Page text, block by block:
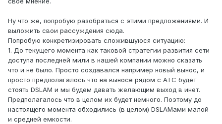
Ну что же, попробую разобраться с этими предложениями. И
выложить свои рассуждения сюда.
Попробую конкретизировать сложившуюся ситуацию:
1. До текущего момента как таковой стратегии развития сети
доступа последней мили в нашей компании можно сказать
что и не было. Просто создавался например новый вынос, и
просто предполагалось что на выносе рядом с АТС будет
стоять DSLAM и мы будем давать желающим выход в инет.
Предполагалось что в целом их будет немного. Поэтому до
настоящего момента обходились (в целом) DSLAMами малой
и средней емкости.